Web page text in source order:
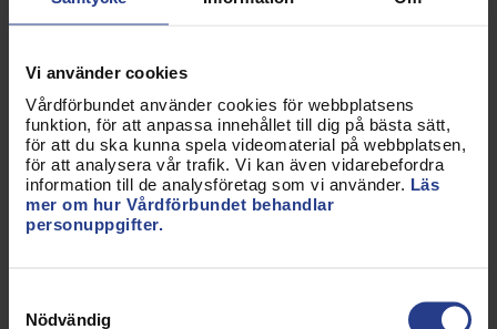
Vi använder cookies
Vårdförbundet använder cookies för webbplatsens
funktion, för att anpassa innehållet till dig på bästa sätt,
för att du ska kunna spela videomaterial på webbplatsen,
för att analysera vår trafik. Vi kan även vidarebefordra
information till de analysföretag som vi använder. Läs
mer om hur Vårdförbundet behandlar
personuppgifter.
Nödvändig
Alla handledare ska ha genomgått en
utbildade handledare ska inte ta emot studenter.
2. Bättre villkor för handledare
Handledarna behöver få mer tid avsatt för
reflektion tillsammans med studenten. De ska även
god tid.